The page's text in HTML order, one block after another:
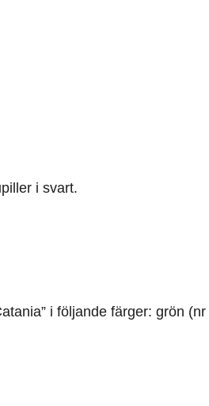
i svart.
i följande färger: grön (nr